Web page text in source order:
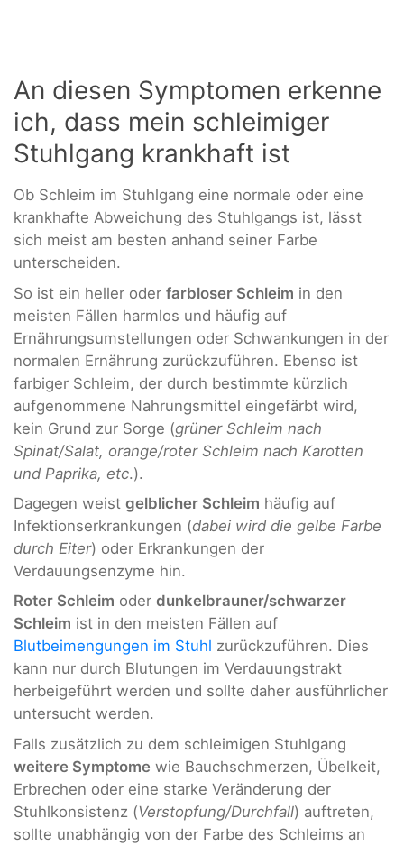
An diesen Symptomen erkenne
ich, dass mein schleimiger
Stuhlgang krankhaft ist
Ob Schleim im Stuhlgang eine normale oder eine
krankhafte Abweichung des Stuhlgangs ist, lässt
sich meist am besten anhand seiner Farbe
unterscheiden.
So ist ein heller oder farbloser Schleim in den
meisten Fällen harmlos und häufig auf
Ernährungsumstellungen oder Schwankungen in der
normalen Ernährung zurückzuführen. Ebenso ist
farbiger Schleim, der durch bestimmte kürzlich
aufgenommene Nahrungsmittel eingefärbt wird,
kein Grund zur Sorge (grüner Schleim nach
Spinat/Salat, orange/roter Schleim nach Karotten
und Paprika, etc.).
Dagegen weist gelblicher Schleim häufig auf
Infektionserkrankungen (dabei wird die gelbe Farbe
durch Eiter) oder Erkrankungen der
Verdauungsenzyme hin.
Roter Schleim oder dunkelbrauner/schwarzer
Schleim ist in den meisten Fällen auf
Blutbeimengungen im Stuhl zurückzuführen. Dies
kann nur durch Blutungen im Verdauungstrakt
herbeigeführt werden und sollte daher ausführlicher
untersucht werden.
Falls zusätzlich zu dem schleimigen Stuhlgang
weitere Symptome wie Bauchschmerzen, Übelkeit,
Erbrechen oder eine starke Veränderung der
Stuhlkonsistenz (Verstopfung/Durchfall) auftreten,
sollte unabhängig von der Farbe des Schleims an